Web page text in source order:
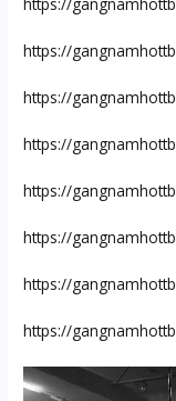
https://
https://
https://
https://
https://
https://
https://
https://